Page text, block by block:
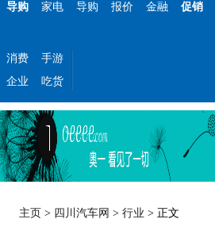
导购 家电 导购 报价 金融 促销
消费
手游
企业
吃货
主页 > 四川汽车网 >行业 > 正文